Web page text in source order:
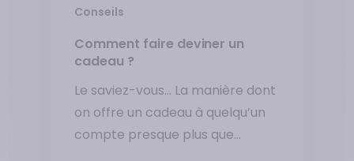
Conseils
Comment faire deviner un
cadeau ?
Le saviez-vous… La manière dont
on offre un cadeau à quelqu’un
compte presque plus que…